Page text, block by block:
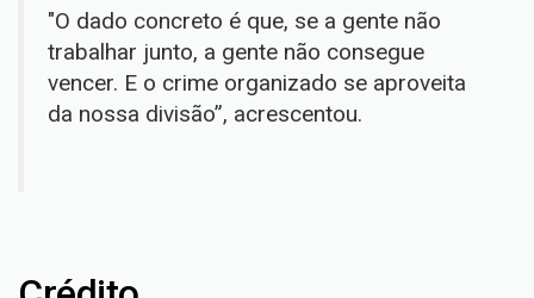
"O dado concreto é que, se a gente não
trabalhar junto, a gente não consegue
vencer. E o crime organizado se aproveita
da nossa divisão”, acrescentou.